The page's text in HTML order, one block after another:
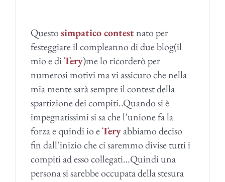
Questosimpatico contestnato per
festeggiare il compleanno di due blog(il
mio e diTery)me lo ricorderò per
numerosi motivi ma vi assicuro che nella
mia mente sarà sempre il contest della
spartizione dei compiti..Quando si è
impegnatissimi si sa che l’unione fa la
forza e quindi io eTeryabbiamo deciso
fin dall’inizio che ci saremmo divise tutti i
compiti ad esso collegati…Quindi una
persona si sarebbe occupata della stesura